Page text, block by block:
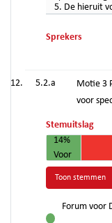
5. De hieruit
Sprekers
5.2.a
Motie 3
voor
Stemuitslag
14%
Voor
Toon stemmen
Forum voor